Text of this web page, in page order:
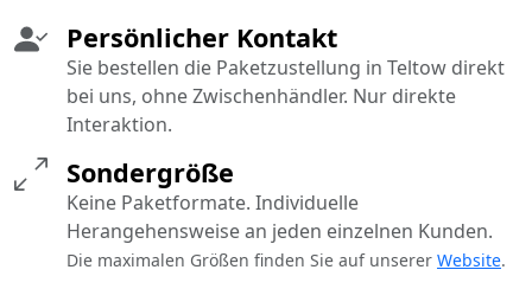
Persönlicher Kontakt
Sie bestellen die Paketzustellung in Teltow direkt
bei uns, ohne Zwischenhändler. Nur direkte
Interaktion.
Sondergröße
Keine Paketformate. Individuelle
Herangehensweise an jeden einzelnen Kunden.
Die maximalen Größen finden Sie auf unserer Website.